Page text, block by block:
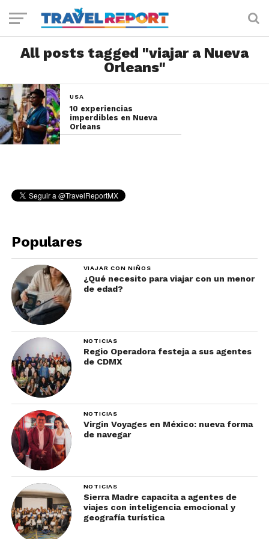
All posts tagged "viajar a Nueva
Orleans"
USA
10 experiencias
imperdibles en Nueva
Orleans
Populares
VIAJAR CON NIÑOS
¿Qué necesito para viajar con un menor
de edad?
NOTICIAS
Regio Operadora festeja a sus agentes
de CDMX
NOTICIAS
Virgin Voyages en México: nueva forma
de navegar
NOTICIAS
Sierra Madre capacita a agentes de
viajes con inteligencia emocional y
geografía turística